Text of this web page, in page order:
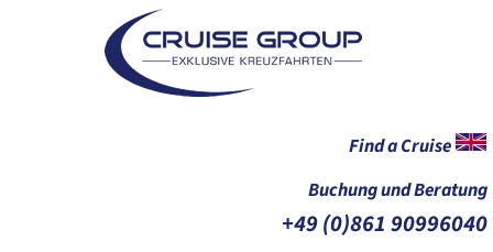
Find a Cruise
Buchung und Beratung
+49 (0)861 90996040